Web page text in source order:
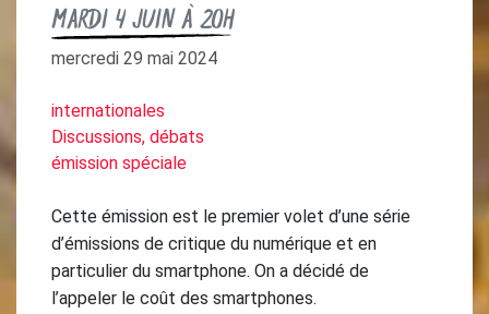
MARDI 4 JUIN À 20H
mercredi 29 mai 2024
internationales
Discussions, débats
émission spéciale
Cette émission est le premier volet d’une série
d’émissions de critique du numérique et en
particulier du smartphone. On a décidé de
l’appeler le coût des smartphones.